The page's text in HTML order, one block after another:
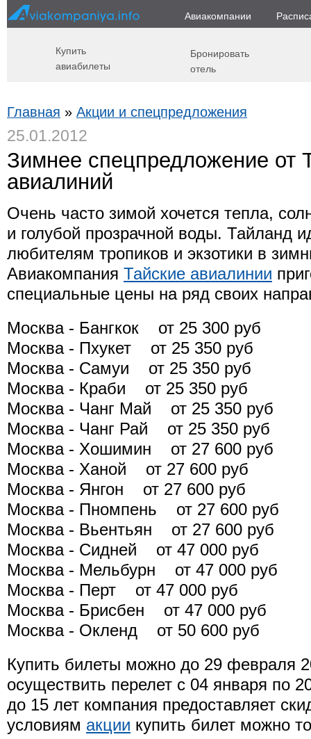
Авиакомпании
Купить
авиабилеты
Бронировать
отель
Главная » Акции и спецпредложения
25.01.2012
Зимнее спецпредложение от
авиалиний
Очень часто зимой хочется тепла,
и голубой прозрачной воды. Тайланд
любителям тропиков и экзотики в
Авиакомпания Тайские авиалинии
специальные цены на ряд своих
Москва - Бангкок от 25 300 руб
Москва - Пхукет от 25 350 руб
Москва - Самуи от 25 350 руб
Москва - Краби от 25 350 руб
Москва - Чанг Май от 25 350 руб
Москва - Чанг Рай от 25 350 руб
Москва - Хошимин от 27 600 руб
Москва - Ханой от 27 600 руб
Москва - Янгон от 27 600 руб
Москва - Пномпень от 27 600 руб
Москва - Вьентьян от 27 600 руб
Москва - Сидней от 47 000 руб
Москва - Мельбурн от 47 000 руб
Москва - Перт от 47 000 руб
Москва - Брисбен от 47 000 руб
Москва - Окленд от 50 600 руб
Купить билеты можно до 29 февраля
осуществить перелет с 04 января по
до 15 лет компания предоставляет
условиям акции купить билет можно